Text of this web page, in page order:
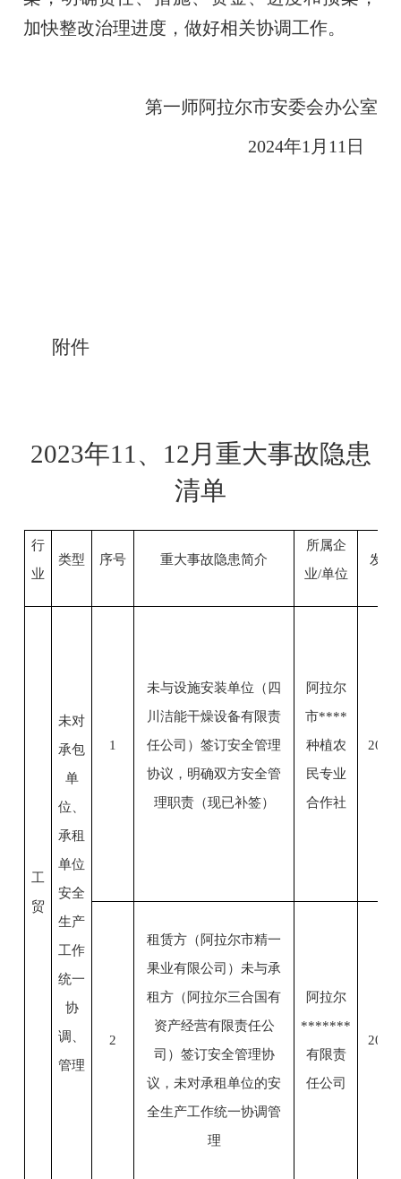
加快整改治理进度，做好相关协调工作。
第一师阿拉尔市安委会办公室
2024年1 月 11 日
附件
2023年11、12月重大事故隐患
清单
行
业
类型 序号 重大事故隐患简介
所属企
业/单位
发现
工
贸
未对
承包
单
位、
承租
单位
安全
生产
工作
统一
协
调、
管理
1
未与设施安装单位（四
川洁能干燥设备有限责
任公司）签订安全管理
协议，明确双方安全管
理职责（现已补签）
阿拉尔
市****
种植农
民专业
合作社
2
租赁方（阿拉尔市精一
果业有限公司）未与承
租方（阿拉尔三合国有
资产经营有限责任公
司）签订安全管理协
议，未对承租单位的安
全生产工作统一协调管
理
阿拉尔
*******
有限责
任公司